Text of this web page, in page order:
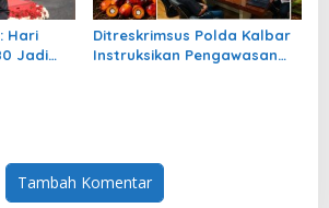
Hari
Jadi
Ditreskrimsus Polda Kalbar
Instruksikan Pengawasan
Tambah Komentar